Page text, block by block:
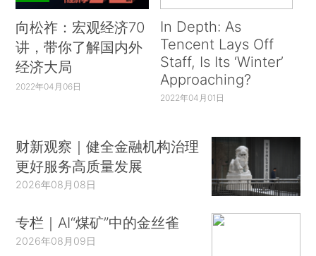
向松祚：宏观经济70
讲，带你了解国内外
经济大局
2022年04月06日
In Depth: As
Tencent Lays Off
Staff, Is Its ‘Winter’
Approaching?
2022年04月01日
财新观察｜健全金融机构治理
更好服务高质量发展
2026年08月08日
专栏｜AI“煤矿”中的金丝雀
2026年08月09日